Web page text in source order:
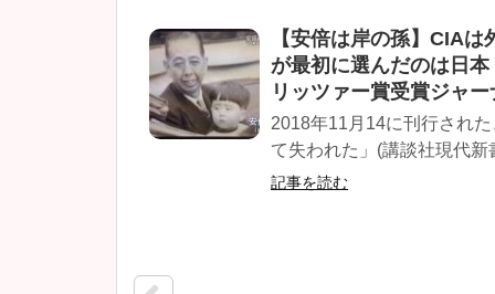
【安倍は岸の孫】CIA
が最初に選んだのは日
リッツァー賞受賞ジャ
2018年11月14に刊行され
て失われた」(講談社現代新
記事を読む